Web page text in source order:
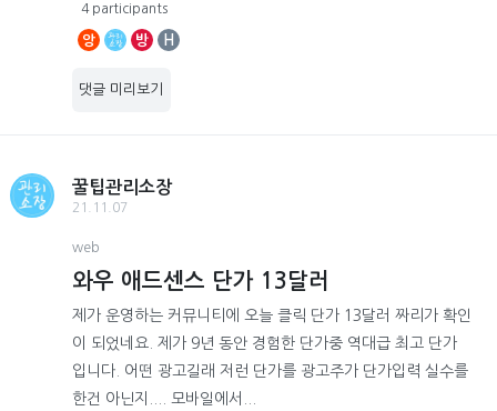
4 participants
앙 방 H
댓글 미리보기
꿀팁관리소장
21.11.07
web
와우 애드센스 단가 13달러
제가 운영하는 커뮤니티에 오늘 클릭 단가 13달러 짜리가 확인
이 되었네요. 제가 9년 동안 경험한 단가중 역대급 최고 단가
입니다. 어떤 광고길래 저런 단가를 광고주가 단가입력 실수를
한건 아닌지.... 모바일에서...